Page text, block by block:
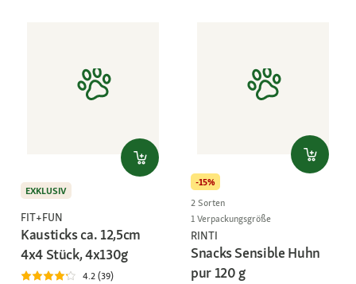
EXKLUSIV
FIT+FUN
Kausticks ca. 12,5cm
4x4 Stück, 4x130g
4.2 (39)
-15%
2 Sorten
1 Verpackungsgröße
RINTI
Snacks Sensible Huhn
pur 120 g